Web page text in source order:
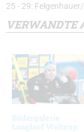
25 - 29:
VERWANDTE
Bildergalerie
Langlauf Weltcup